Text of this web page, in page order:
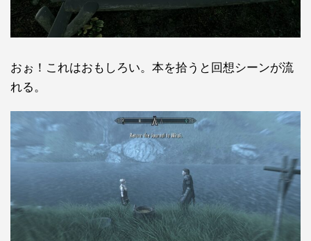
おぉ！これはおもしろい。本を拾うと回想シーンが流
れる。